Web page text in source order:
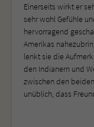
Einerseits wirkt er
sehr wohl Gefühle
hervorragend
Amerikas
lenkt sie die
den Indianern und
zwischen den
unüblich, dass